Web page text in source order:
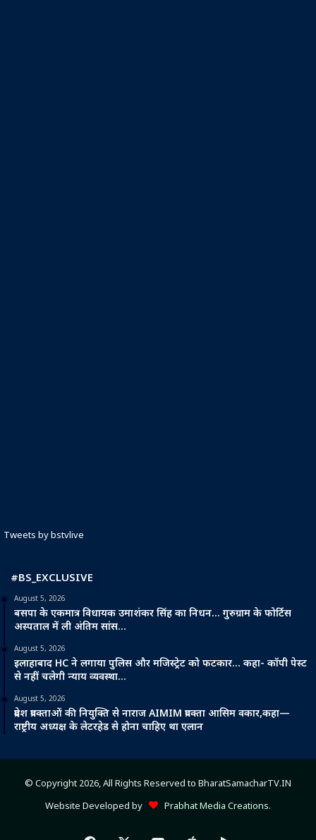
Tweets by bstvlive
#BS_EXCLUSIVE
August 5, 2026
बसपा के एकमात्र विधायक उमाशंकर सिंह का निधन… गुरुग्राम के फोर्टिस
अस्पताल में ली अंतिम सांस…
August 5, 2026
इलाहाबाद HC ने लगाया पुलिस और मजिस्ट्रेट को फटकार… कहा- कॉपी पेस्ट
से नहीं चलेगी न्याय व्यवस्था…
August 5, 2026
प्रदेश प्रवक्ताओं की नियुक्ति से नाराज AIMIM प्रवक्ता आसिम वकार,कहा—
राष्ट्रीय अध्यक्ष के लेटरहेड से होना चाहिए था एलान
© Copyright 2026, All Rights Reserved to BharatSamacharTV.IN
Website Developed by
Prabhat Media Creations.